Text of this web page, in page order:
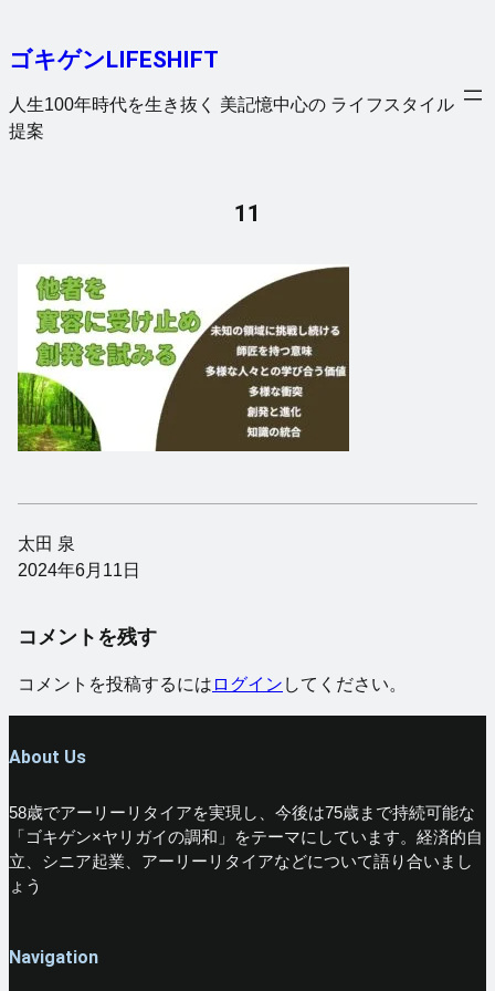
を
ス
キ
ゴキゲンLIFESHIFT
人生100年時代を生き抜く 美記憶中心の ライフスタイル
提案
11
太田 泉
2024年6月11日
コメントを残す
コメントを投稿するには ログイン してください。
About Us
58歳でアーリーリタイアを実現し、今後は75歳まで持続可能な
「ゴキゲン×ヤリガイの調和」をテーマにしています。経済的自
立、シニア起業、アーリーリタイアなどについて語り合いまし
ょう
Navigation